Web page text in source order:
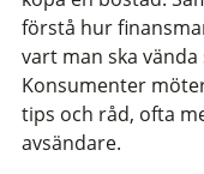
förstå hur
vart man ska
Konsumenter
tips och råd, ofta
avsändare.